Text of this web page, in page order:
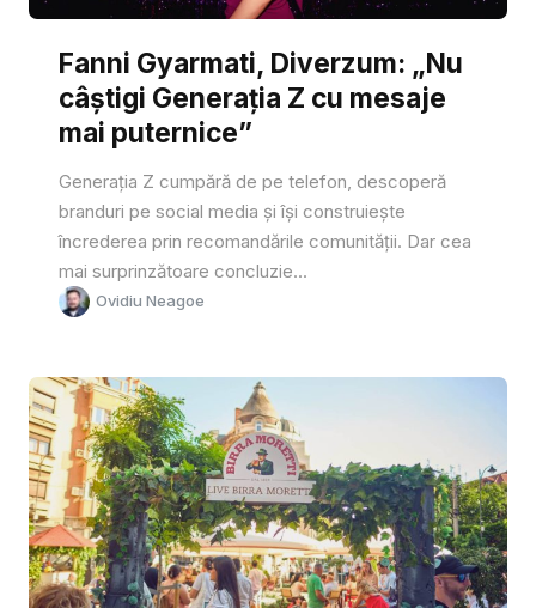
Fanni Gyarmati, Diverzum: „Nu
câștigi Generația Z cu mesaje
mai puternice”
Generația Z cumpără de pe telefon, descoperă
branduri pe social media și își construiește
încrederea prin recomandările comunității. Dar cea
mai surprinzătoare concluzie...
Ovidiu Neagoe